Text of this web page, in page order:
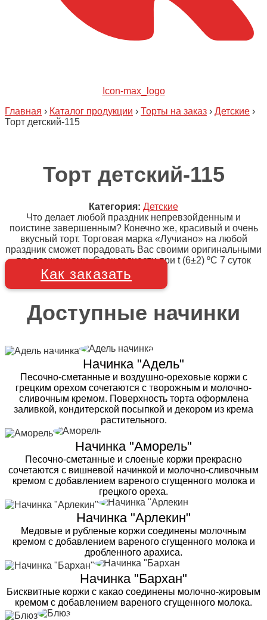
Icon-max_logo
Главная › Каталог продукции › Торты на заказ › Детские ›
Торт детский-115
Торт детский-115
Категория: Детские
Что делает любой праздник непревзойденным и
поистине завершенным? Конечно же, красивый и очень
вкусный торт. Торговая марка «Лучиано» на любой
праздник сможет порадовать Вас своими оригинальными
предложениями. Срок годности при t (6±2) ºC 7 суток
Как заказать
Доступные начинки
Начинка "Адель"
Песочно-сметанные и воздушно-ореховые коржи с
грецким орехом сочетаются с творожным и молочно-
сливочным кремом. Поверхность торта оформлена
заливкой, кондитерской посыпкой и декором из крема
растительного.
Начинка "Аморель"
Песочно-сметанные и слоеные коржи прекрасно
сочетаются с вишневой начинкой и молочно-сливочным
кремом с добавлением вареного сгущенного молока и
грецкого ореха.
Начинка "Арлекин"
Медовые и рубленые коржи соединены молочным
кремом с добавлением вареного сгущенного молока и
дробленного арахиса.
Начинка "Бархан"
Бисквитные коржи с какао соединены молочно-жировым
кремом с добавлением вареного сгущенного молока.